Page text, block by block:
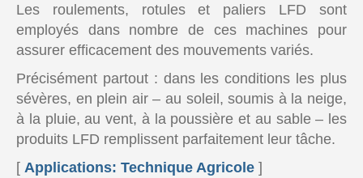
Les roulements, rotules et paliers LFD sont
employés dans nombre de ces machines pour
assurer efficacement des mouvements variés.
Précisément partout : dans les conditions les plus
sévères, en plein air – au soleil, soumis à la neige,
à la pluie, au vent, à la poussière et au sable – les
produits LFD remplissent parfaitement leur tâche.
[ Applications: Technique Agricole ]